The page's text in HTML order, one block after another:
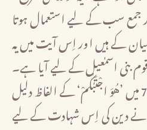
جمع سب کے لیے استعمال ہوتا
کے ہیں اور اِس آیت میں یہ
بنی اسمٰعیل کے لیے آیا ہے۔
سورۂ حج (22) کی آیت 78 میں ’هُوَ اجْتَبٰكُمْ‘ کے الفاظ دلیل
نے دین کی اِس شہادت کے لیے